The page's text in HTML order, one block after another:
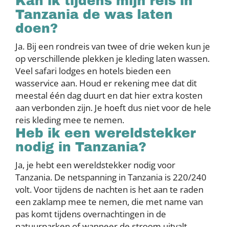
Tanzania de was laten
doen?
Ja. Bij een rondreis van twee of drie weken kun je
op verschillende plekken je kleding laten wassen.
Veel safari lodges en hotels bieden een
wasservice aan. Houd er rekening mee dat dit
meestal één dag duurt en dat hier extra kosten
aan verbonden zijn. Je hoeft dus niet voor de hele
reis kleding mee te nemen.
Heb ik een wereldstekker
nodig in Tanzania?
Ja, je hebt een wereldstekker nodig voor
Tanzania. De netspanning in Tanzania is 220/240
volt. Voor tijdens de nachten is het aan te raden
een zaklamp mee te nemen, die met name van
pas komt tijdens overnachtingen in de